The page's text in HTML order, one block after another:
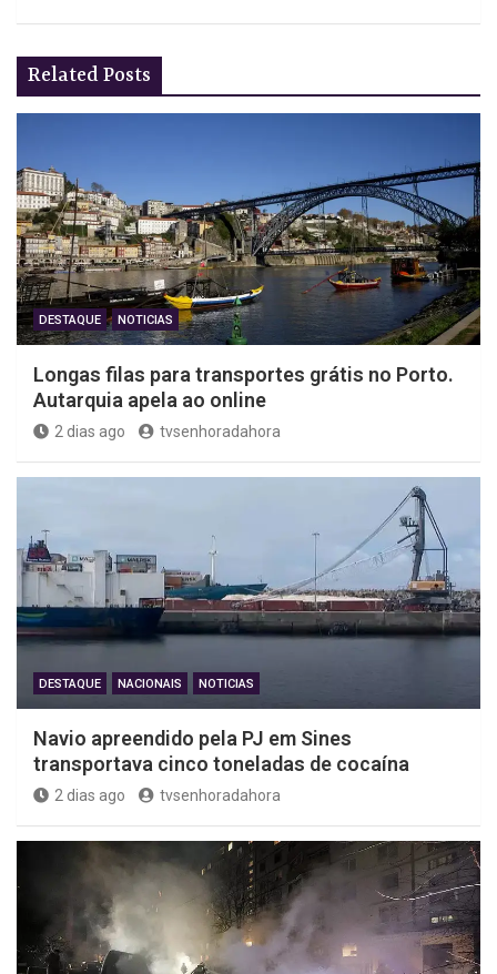
Related Posts
DESTAQUE NOTICIAS
Longas filas para transportes grátis no Porto.
Autarquia apela ao online
2 dias ago tvsenhoradahora
DESTAQUE NACIONAIS NOTICIAS
Navio apreendido pela PJ em Sines
transportava cinco toneladas de cocaína
2 dias ago tvsenhoradahora